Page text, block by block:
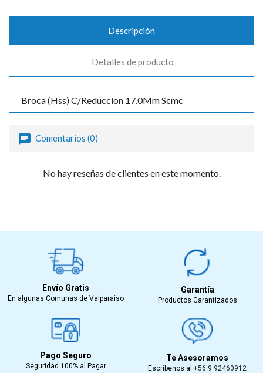
Descripción
Detalles de producto
Broca (Hss) C/Reduccion 17.0Mm Scmc
Comentarios (0)
No hay reseñas de clientes en este momento.
Envío Gratis
En algunas Comunas de Valparaíso
Garantía
Productos Garantizados
Pago Seguro
Seguridad 100% al Pagar
Te Asesoramos
Escríbenos al +56 9 92460912